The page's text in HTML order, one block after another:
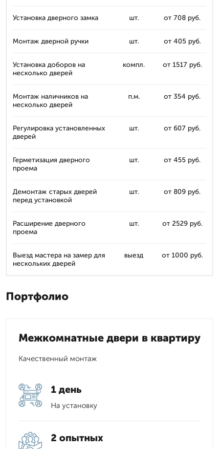
Установка дверного замка шт. от 708 руб.
Монтаж дверной ручки шт. от 405 руб.
Установка доборов на
несколько дверей
компл. от 1517 руб.
Монтаж наличников на
несколько дверей
п.м. от 354 руб.
Регулировка установленных
дверей
шт. от 607 руб.
Герметизация дверного
проема
шт. от 455 руб.
Демонтаж старых дверей
перед установкой
шт. от 809 руб.
Расширение дверного
проема
шт. от 2529 руб.
Выезд мастера на замер для
нескольких дверей
выезд от 1000 руб.
Портфолио
Межкомнатные двери в квартиру
Качественный монтаж
1 день
На установку
2 опытных